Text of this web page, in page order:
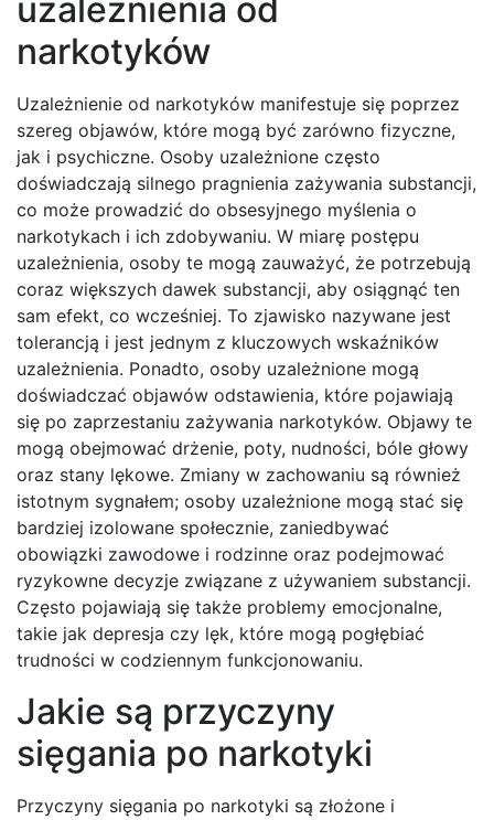
uzależnienia od
narkotyków
Uzależnienie od narkotyków manifestuje się poprzez
szereg objawów, które mogą być zarówno fizyczne,
jak i psychiczne. Osoby uzależnione często
doświadczają silnego pragnienia zażywania substancji,
co może prowadzić do obsesyjnego myślenia o
narkotykach i ich zdobywaniu. W miarę postępu
uzależnienia, osoby te mogą zauważyć, że potrzebują
coraz większych dawek substancji, aby osiągnąć ten
sam efekt, co wcześniej. To zjawisko nazywane jest
tolerancją i jest jednym z kluczowych wskaźników
uzależnienia. Ponadto, osoby uzależnione mogą
doświadczać objawów odstawienia, które pojawiają
się po zaprzestaniu zażywania narkotyków. Objawy te
mogą obejmować drżenie, poty, nudności, bóle głowy
oraz stany lękowe. Zmiany w zachowaniu są również
istotnym sygnałem; osoby uzależnione mogą stać się
bardziej izolowane społecznie, zaniedbywać
obowiązki zawodowe i rodzinne oraz podejmować
ryzykowne decyzje związane z używaniem substancji.
Często pojawiają się także problemy emocjonalne,
takie jak depresja czy lęk, które mogą pogłębiać
trudności w codziennym funkcjonowaniu.
Jakie są przyczyny
sięgania po narkotyki
Przyczyny sięgania po narkotyki są złożone i